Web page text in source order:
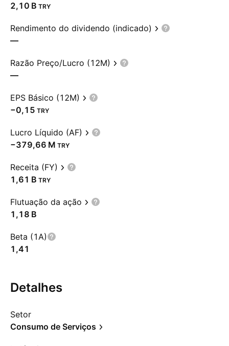
‪2,10 B‬ TRY
Rendimento do dividendo (indicado)
—
Razão Preço/Lucro (12M)
—
EPS Básico (12M)
−0,15 TRY
Lucro Líquido (AF)
‪−379,66 M‬ TRY
Receita (FY)
‪1,61 B‬ TRY
Flutuação da ação
‪1,18 B‬
Beta (1A)
1,41
Detalhes
Setor
Consumo de Serviços